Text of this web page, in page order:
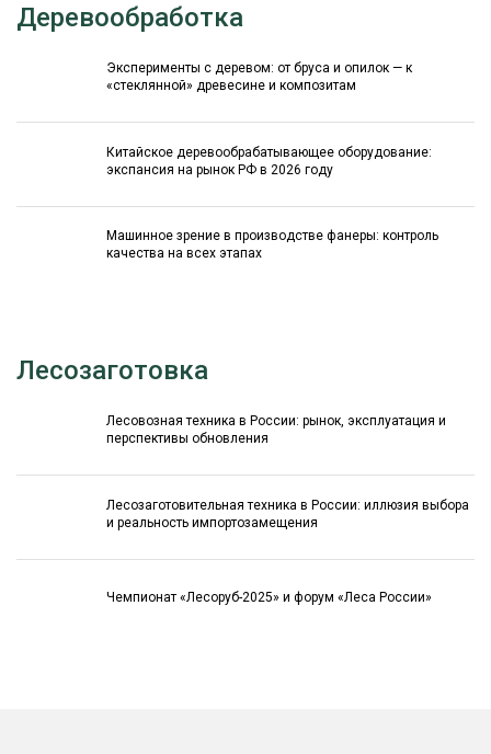
Деревообработка
Эксперименты с деревом: от бруса и опилок — к
«стеклянной» древесине и композитам
Китайское деревообрабатывающее оборудование:
экспансия на рынок РФ в 2026 году
Машинное зрение в производстве фанеры: контроль
качества на всех этапах
Лесозаготовка
Лесовозная техника в России: рынок, эксплуатация и
перспективы обновления
Лесозаготовительная техника в России: иллюзия выбора
и реальность импортозамещения
Чемпионат «Лесоруб-2025» и форум «Леса России»